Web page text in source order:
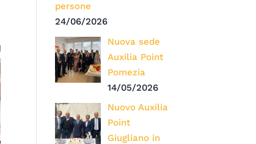
persone
24/06/2026
Nuova sede
Auxilia Point
Pomezia
14/05/2026
Nuovo Auxilia
Point
Giugliano in